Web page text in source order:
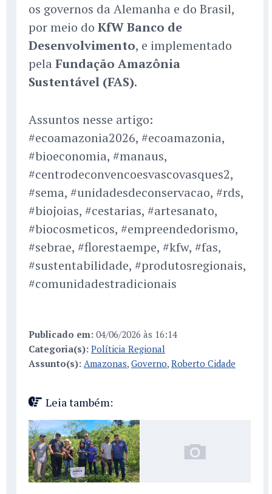
os governos da Alemanha e do Brasil,
por meio do KfW Banco de
Desenvolvimento, e implementado
pela Fundação Amazônia
Sustentável (FAS).
Assuntos nesse artigo:
#ecoamazonia2026, #ecoamazonia,
#bioeconomia, #manaus,
#centrodeconvencoesvascovasques2,
#sema, #unidadesdeconservacao, #rds,
#biojoias, #cestarias, #artesanato,
#biocosmeticos, #empreendedorismo,
#sebrae, #florestaempe, #kfw, #fas,
#sustentabilidade, #produtosregionais,
#comunidadestradicionais
Publicado em: 04/06/2026 às 16:14
Categoria(s): Políticia Regional
Assunto(s): Amazonas, Governo, Roberto Cidade
Leia também: